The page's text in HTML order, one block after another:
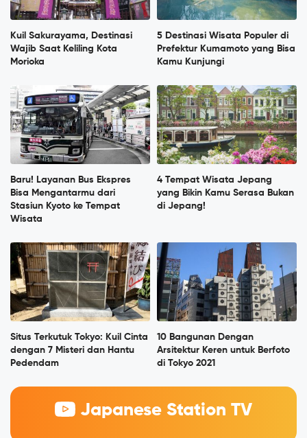
Kuil Sakurayama, Destinasi
Wajib Saat Keliling Kota
Morioka
5 Destinasi Wisata Populer di
Prefektur Kumamoto yang Bisa
Kamu Kunjungi
Baru! Layanan Bus Ekspres
Bisa Mengantarmu dari
Stasiun Kyoto ke Tempat
Wisata
4 Tempat Wisata Jepang
yang Bikin Kamu Serasa Bukan
di Jepang!
Situs Terkutuk Tokyo: Kuil Cinta
dengan 7 Misteri dan Hantu
Pedendam
10 Bangunan Dengan
Arsitektur Keren untuk Berfoto
di Tokyo 2021
Japanese Station TV